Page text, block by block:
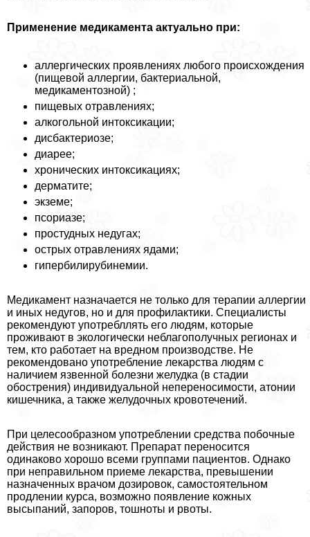
Применение медикамента актуально при:
аллергических проявлениях любого происхождения
(пищевой аллергии, бактериальной,
медикаментозной) ;
пищевых отравлениях;
алкогольной интоксикации;
дисбактериозе;
диарее;
хронических интоксикациях;
дерматите;
экземе;
псориазе;
простудных недугах;
острых отравлениях ядами;
гипербилирубинемии.
Медикамент назначается не только для терапии аллергии
и иных недугов, но и для профилактики. Специалисты
рекомендуют употрeбллять его людям, которые
проживают в экологически нeблагополучных регионах и
тем, кто работает на вредном производстве. Не
рекомендовано употрeбление лекарства людям с
наличием язвенной болезни желудка (в стадии
обострения) индивидуальной непереносимости, атонии
кишечника, а также желудочных кровотечений.
При целесообразном употрeблении средства побочные
действия не возникают. Препарат переносится
одинаково хорошо всеми группами пациентов. Однако
при неправильном приеме лекарства, превышении
назначенных врачом дозировок, самостоятельном
продлении курса, возможно появление кожных
высыпаний, запоров, тошноты и рвоты.